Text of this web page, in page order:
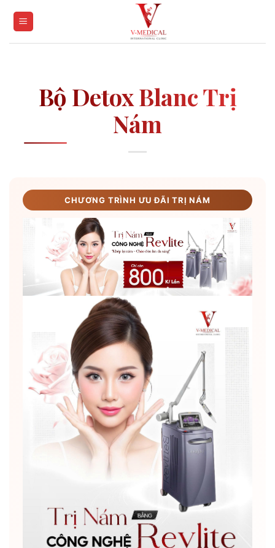
Bộ Detox Blanc Trị
Nám
CHƯƠNG TRÌNH ƯU ĐÃI TRỊ NÁM